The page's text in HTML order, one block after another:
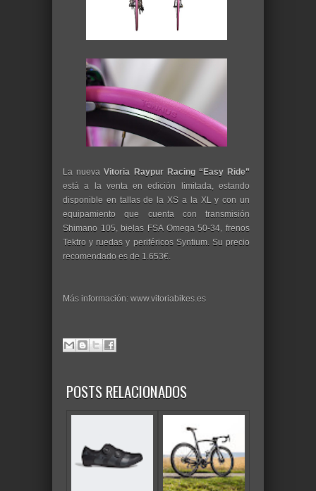
La nuevaVitoria Raypur Racing “Easy Ride”
está a la venta en edición limitada, estando
disponible en tallas de la XS a la XL y con un
equipamiento que cuenta con transmisión
Shimano 105, bielas FSA Omega 50-34, frenos
Tektro y ruedas y periféricos Syntium. Su precio
recomendado es de 1.653€.
Más información: www.vitoriabikes.es
POSTS RELACIONADOS